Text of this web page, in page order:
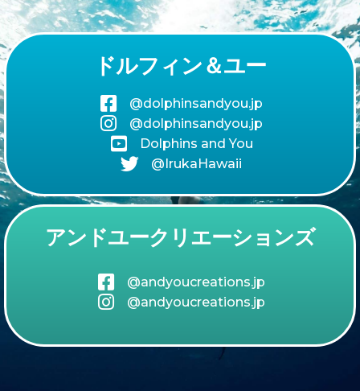
ドルフィン＆ユー
@dolphinsandyou.jp
@dolphinsandyou.jp
Dolphins and You
@IrukaHawaii
アンドユークリエーションズ
@andyoucreations.jp
@andyoucreations.jp